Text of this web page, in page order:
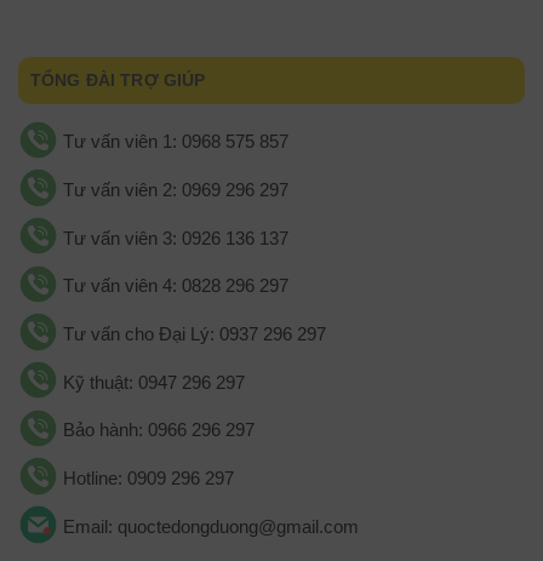
TỔNG ĐÀI TRỢ GIÚP
Tư vấn viên 1: 0968 575 857
Tư vấn viên 2: 0969 296 297
Tư vấn viên 3: 0926 136 137
Tư vấn viên 4: 0828 296 297
Tư vấn cho Đại Lý: 0937 296 297
Kỹ thuật: 0947 296 297
Bảo hành: 0966 296 297
Hotline: 0909 296 297
Email: quoctedongduong@gmail.com